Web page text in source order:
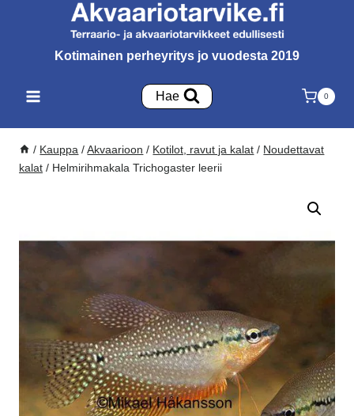
Kotimainen perheyritys jo vuodesta 2019
Hae 0
/ Kauppa / Akvaarioon / Kotilot, ravut ja kalat / Noudettavat
kalat / Helmirihmakala Trichogaster leerii